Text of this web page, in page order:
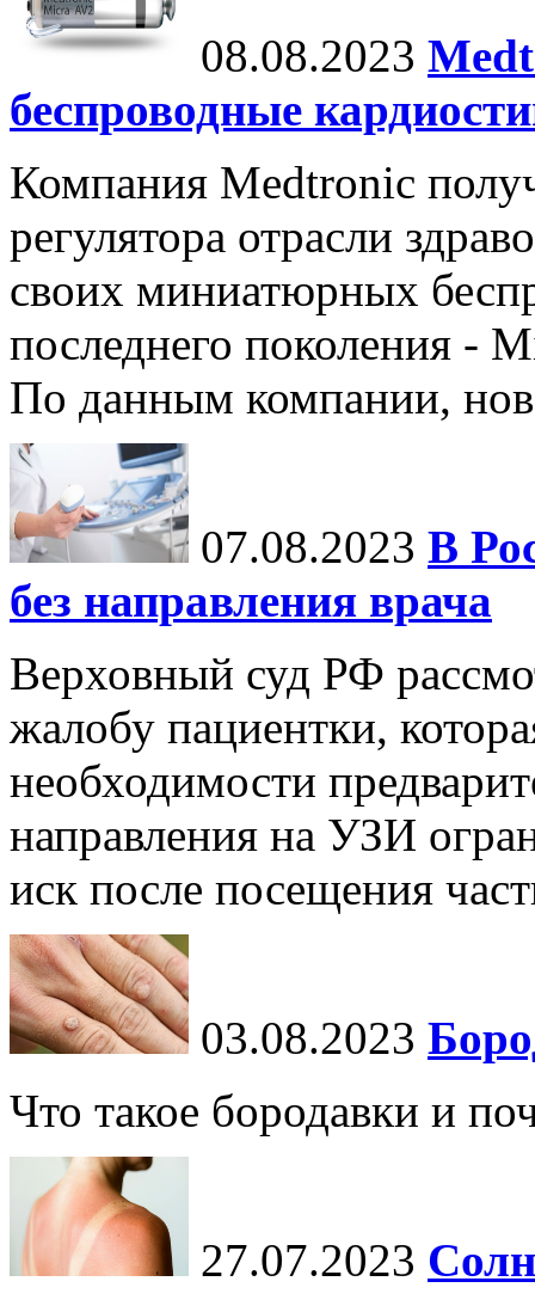
08.08.2023
беспроводные
Компания Medtronic
регулятора отрасли
своих миниатюрных
последнего поколения -
По данным компании,
07.08.2023 В
без направления врача
Верховный суд РФ
жалобу пациентки,
необходимости
направления на УЗИ
иск после посещения
03.08.2023
Что такое бородавки и
27.07.2023